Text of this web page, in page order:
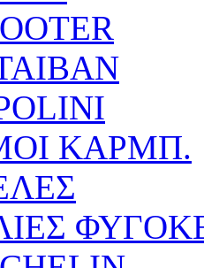
ΚΑΡΜΠ.